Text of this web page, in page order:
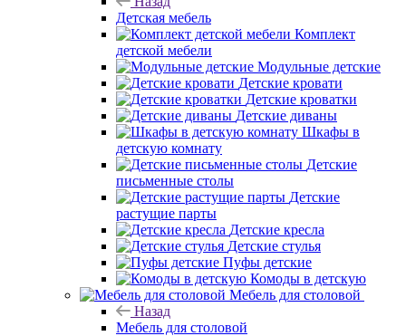
Детская мебель
Комплект
детской мебели
Модульные детские
Детские кровати
Детские кроватки
Детские диваны
Шкафы в
детскую комнату
Детские
письменные столы
Детские
растущие парты
Детские кресла
Детские стулья
Пуфы детские
Комоды в детскую
Мебель для столовой
Назад
Мебель для столовой